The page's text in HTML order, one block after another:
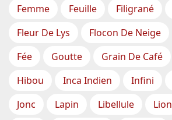
Femme
Feuille Filigrané
Fleur De Lys
Flocon De Neige
Fée
Goutte Grain De Café
Hibou
Inca Indien Infini
Jonc
Lapin Libellule Lion